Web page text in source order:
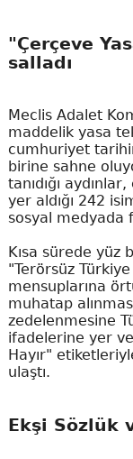
"Çerçeve
salladı
Meclis Adalet
maddelik yasa
cumhuriyet
birine sahne
tanıdığı
yer aldığı 242
sosyal medyada
Kısa sürede yüz
"Terörsüz
mensuplarına
muhatap
zedelenmesine
ifadelerine yer
Hayır"
ulaştı.
Ekşi Sözlük